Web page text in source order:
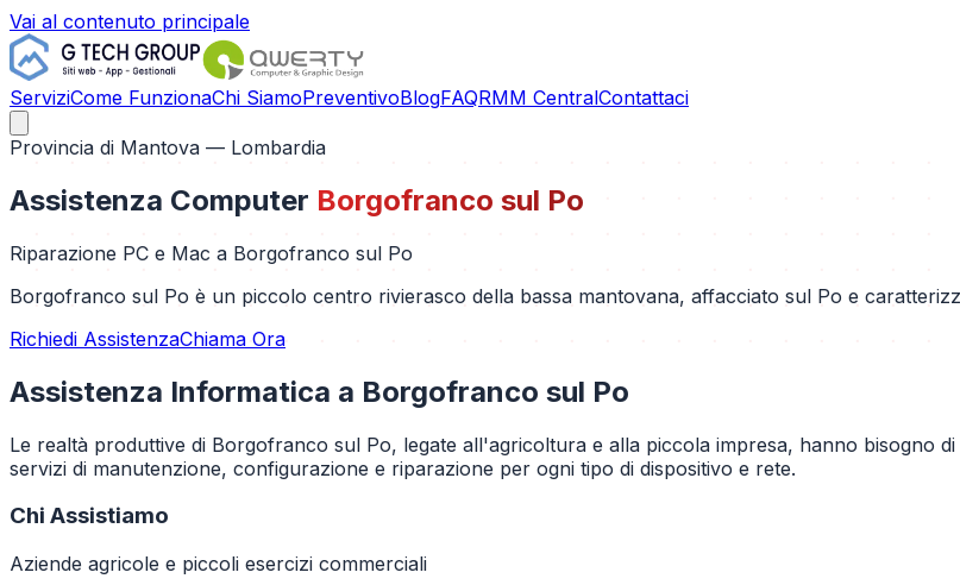
Vai al contenuto principale
ServiziCome FunzionaChi SiamoPreventivoBlogFAQRMM CentralContattaci
Provincia di Mantova — Lombardia
Assistenza Computer Borgofranco sul Po
Riparazione PC e Mac a Borgofranco sul Po
Borgofranco sul Po è un piccolo centro rivierasco della bassa mantovana, affacciato sul Po e
Richiedi AssistenzaChiama Ora
Assistenza Informatica a Borgofranco sul Po
Le realtà produttive di Borgofranco sul Po, legate all'agricoltura e alla piccola impresa, hanno bisogno
servizi di manutenzione, configurazione e riparazione per ogni tipo di dispositivo e rete.
Chi Assistiamo
Aziende agricole e piccoli esercizi commerciali